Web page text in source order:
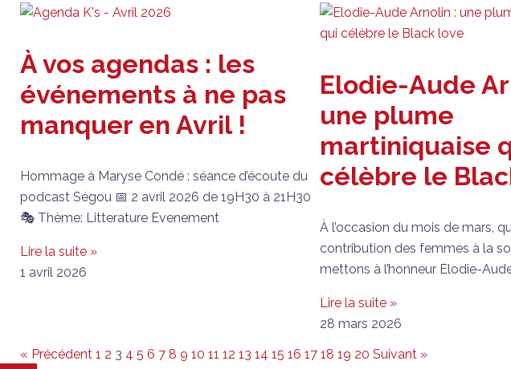
À vos agendas : les
événements à ne pas
manquer en Avril !
Hommage à Maryse Condé : séance d’écoute du
podcast Ségou 📅 2 avril 2026 de 19H30 à 21H30
🎭 Thème: Litterature Evenement
Lire la suite »
1 avril 2026
Elodie-Aude
une plume
martiniquaise
célèbre le
À l’occasion du mois de mars,
contribution des femmes à la
mettons à l’honneur Elodie-
Lire la suite »
28 mars 2026
« Précédent 1 2 3 4 5 6 7 8 9 10 11 12 13 14 15 16 17 18 19 20 Suivant »